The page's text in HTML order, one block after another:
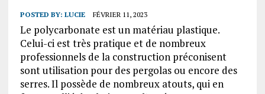
POSTED BY: LUCIE FÉVRIER 11, 2023
Le polycarbonate est un matériau plastique.
Celui-ci est très pratique et de nombreux
professionnels de la construction préconisent
sont utilisation pour des pergolas ou encore des
serres. Il possède de nombreux atouts, qui en